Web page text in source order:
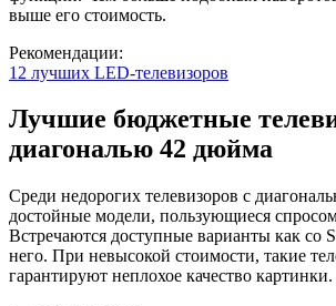
выше его стоимость.
Рекомендации:
12 лучших LED-телевизоров
Лучшие бюджетные
диагональю 42 дюйма
Среди недорогих телевизоров с
достойные модели, пользующиеся
Встречаются доступные варианты как со
него. При невысокой стоимости, такие
гарантируют неплохое качество картинки.